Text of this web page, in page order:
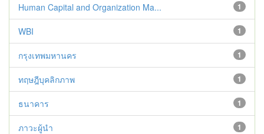
1
Human Capital and Organization Ma...
1
WBI
1
กรุงเทพมหานคร
1
ทฤษฎีบุคลิกภาพ
1
ธนาคาร
1
ภาวะผู้นำ